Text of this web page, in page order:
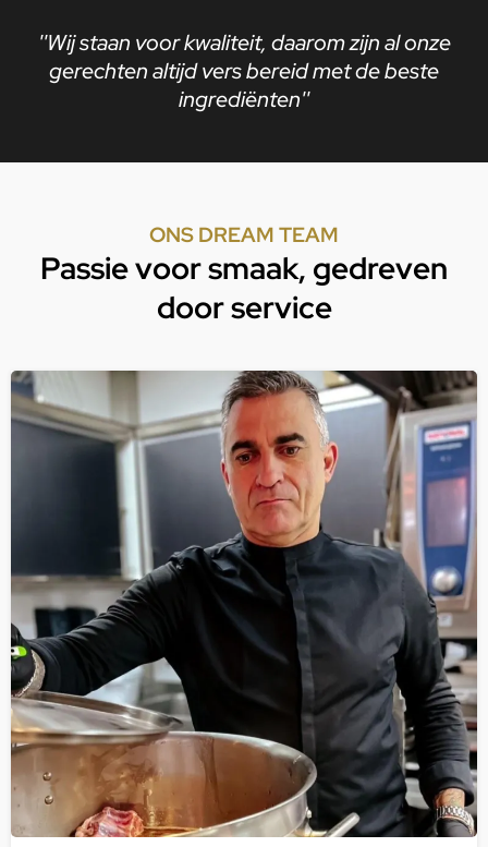
''Wij staan voor kwaliteit, daarom zijn al onze
gerechten altijd vers bereid met de beste
ingrediënten''
ONS DREAM TEAM
Passie voor smaak, gedreven
door service